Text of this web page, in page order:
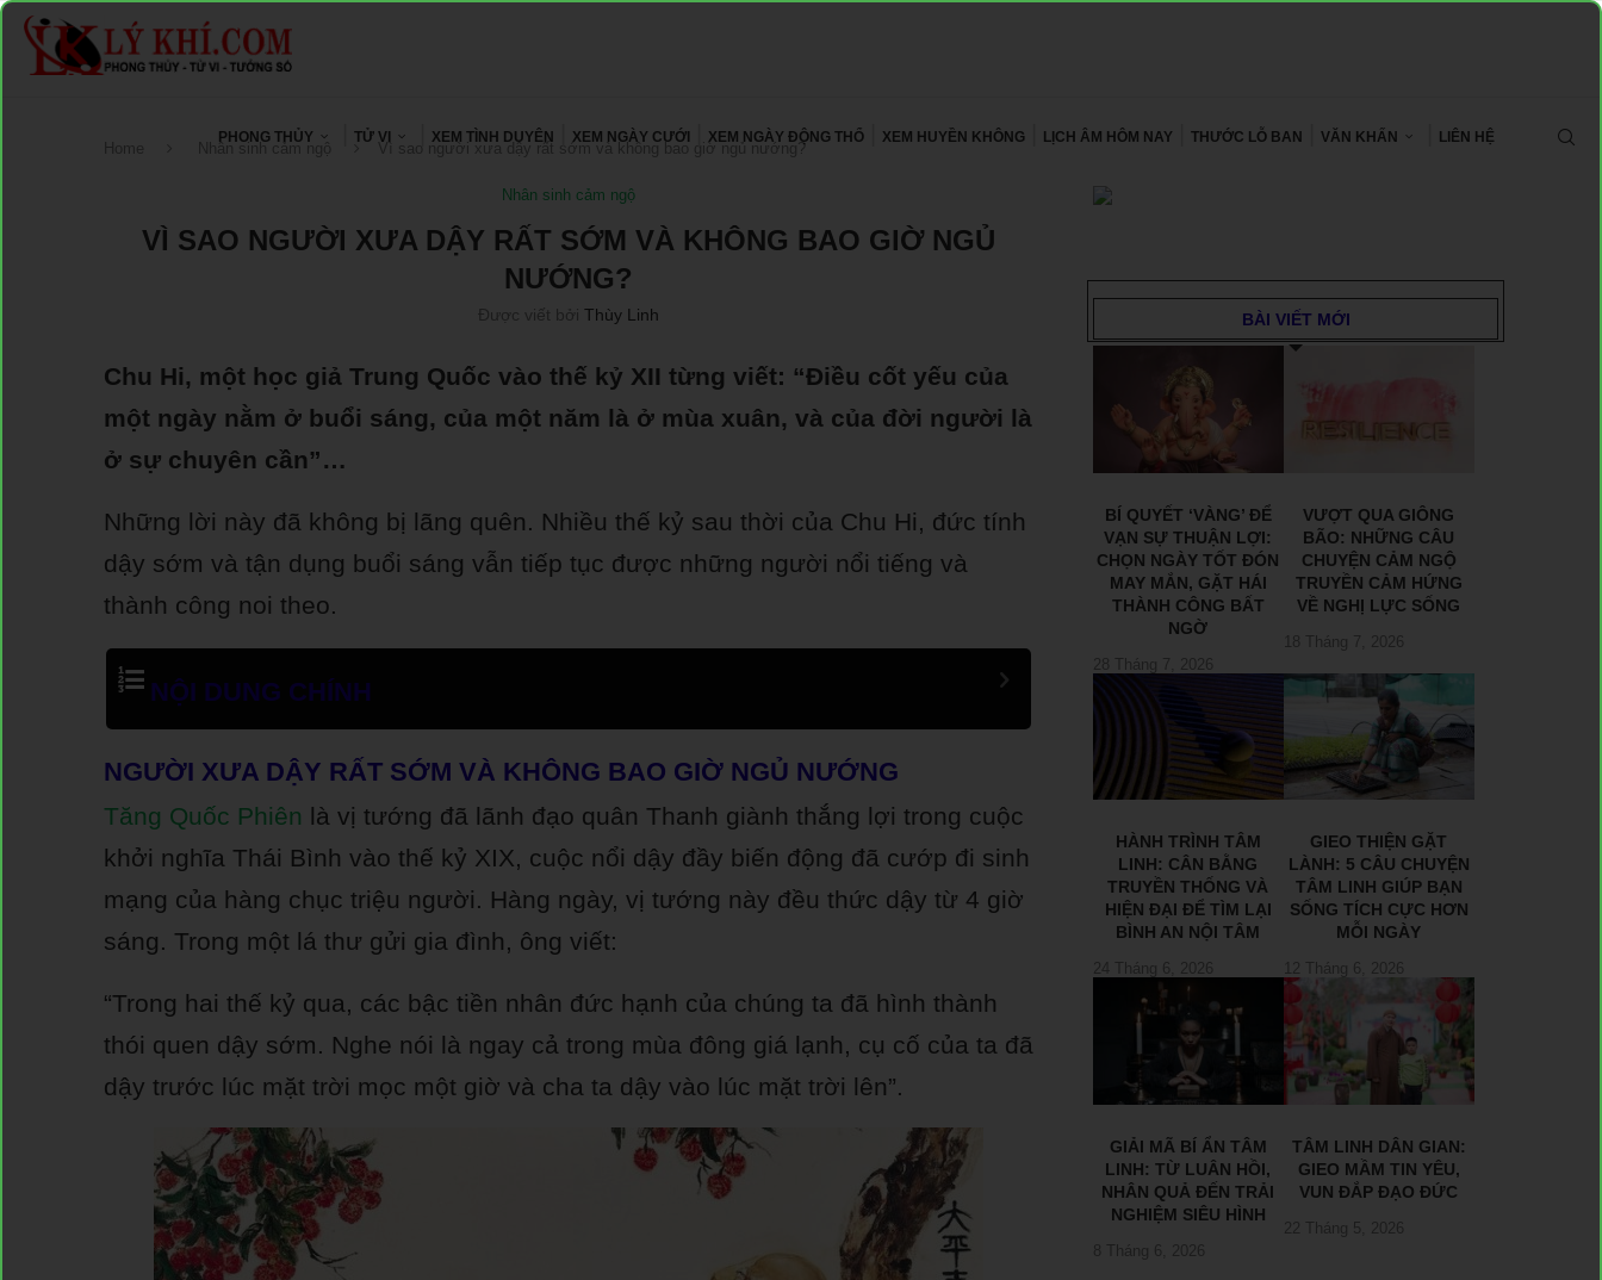
PHONG THỦY TỬ VI XEM TÌNH DUYÊN XEM NGÀY CƯỚI XEM NGÀY ĐỘNG THỔ XEM HUYỀN KHÔNG LỊCH ÂM HÔM NAY THƯỚC LỖ BAN VĂN KHẤN LIÊN HỆ
Home Nhân sinh cảm ngộ Vì sao người xưa dậy rất sớm và không bao giờ ngủ nướng?
Nhân sinh cảm ngộ
VÌ SAO NGƯỜI XƯA DẬY RẤT SỚM VÀ KHÔNG BAO GIỜ NGỦ
NƯỚNG?
Được viết bởi Thùy Linh
Chu Hi, một học giả Trung Quốc vào thế kỷ XII từng viết: “Điều cốt yếu của
một ngày nằm ở buổi sáng, của một năm là ở mùa xuân, và của đời người là
ở sự chuyên cần”…
Những lời này đã không bị lãng quên. Nhiều thế kỷ sau thời của Chu Hi, đức tính
dậy sớm và tận dụng buổi sáng vẫn tiếp tục được những người nổi tiếng và
thành công noi theo.
NỘI DUNG CHÍNH
NGƯỜI XƯA DẬY RẤT SỚM VÀ KHÔNG BAO GIỜ NGỦ NƯỚNG
Tăng Quốc Phiên là vị tướng đã lãnh đạo quân Thanh giành thắng lợi trong cuộc
khởi nghĩa Thái Bình vào thế kỷ XIX, cuộc nổi dậy đầy biến động đã cướp đi sinh
mạng của hàng chục triệu người. Hàng ngày, vị tướng này đều thức dậy từ 4 giờ
sáng. Trong một lá thư gửi gia đình, ông viết:
“Trong hai thế kỷ qua, các bậc tiền nhân đức hạnh của chúng ta đã hình thành
thói quen dậy sớm. Nghe nói là ngay cả trong mùa đông giá lạnh, cụ cố của ta đã
dậy trước lúc mặt trời mọc một giờ và cha ta dậy vào lúc mặt trời lên”.
BÀI VIẾT MỚI
BÍ QUYẾT ‘VÀNG’ ĐỂ
VẠN SỰ THUẬN LỢI:
CHỌN NGÀY TỐT ĐÓN
MAY MẮN, GẶT HÁI
THÀNH CÔNG BẤT
NGỜ
28 Tháng 7, 2026
VƯỢT QUA GIÔNG
BÃO: NHỮNG CÂU
CHUYỆN CẢM NGỘ
TRUYỀN CẢM HỨNG
VỀ NGHỊ LỰC SỐNG
18 Tháng 7, 2026
HÀNH TRÌNH TÂM
LINH: CÂN BẰNG
TRUYỀN THỐNG VÀ
HIỆN ĐẠI ĐỂ TÌM LẠI
BÌNH AN NỘI TÂM
24 Tháng 6, 2026
GIEO THIỆN GẶT
LÀNH: 5 CÂU CHUYỆN
TÂM LINH GIÚP BẠN
SỐNG TÍCH CỰC HƠN
MỖI NGÀY
12 Tháng 6, 2026
GIẢI MÃ BÍ ẨN TÂM
LINH: TỪ LUÂN HỒI,
NHÂN QUẢ ĐẾN TRẢI
NGHIỆM SIÊU HÌNH
8 Tháng 6, 2026
TÂM LINH DÂN GIAN:
GIEO MẦM TIN YÊU,
VUN ĐẮP ĐẠO ĐỨC
22 Tháng 5, 2026